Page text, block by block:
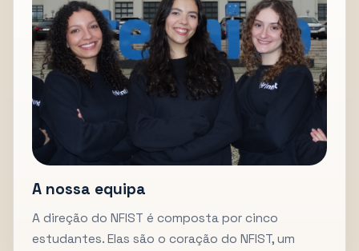
A nossa equipa
A direção do NFIST é composta por cinco
estudantes. Elas são o coração do NFIST, um